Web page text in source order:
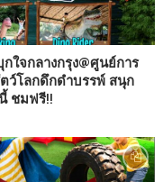
ใจกลางกรุง@ศูนย์การ
ว์โลกดึกดำบรรพ์ สนุก
ชมฟรี!!